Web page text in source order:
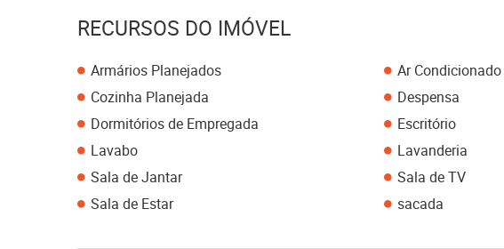
RECURSOS DO IMÓVEL
Armários Planejados
Ar Condicionado
Cozinha Planejada
Despensa
Dormitórios de Empregada
Escritório
Lavabo
Lavanderia
Sala de Jantar
Sala de TV
Sala de Estar
sacada